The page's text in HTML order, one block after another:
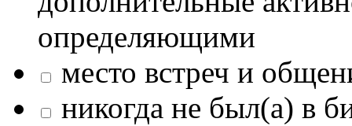
определяющими
место встреч и
никогда не был(а) в